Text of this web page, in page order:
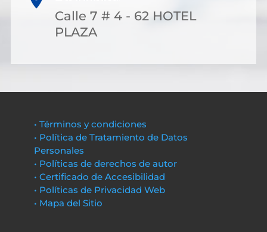
Calle 7 # 4 - 62 HOTEL
PLAZA
• Términos y condiciones
• Política de Tratamiento de Datos
Personales
• Políticas de derechos de autor
• Certificado de Accesibilidad
• Políticas de Privacidad Web
• Mapa del Sitio